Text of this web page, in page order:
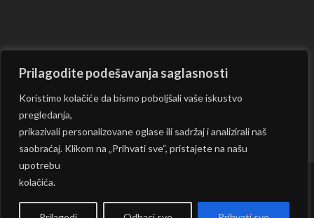
Prilagodite podešavanja saglasnosti
Koristimo kolačiće da bismo poboljšali vaše iskustvo
pregledanja,
prikazivali personalizovane oglase ili sadržaj i analizirali naš
saobraćaj. Klikom na „Prihvati sve“, pristajete na našu
upotrebu
kolačića.
Powered by: